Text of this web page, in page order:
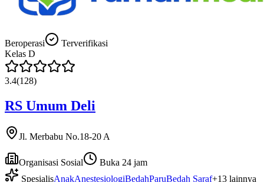
Beroperasi
Terverifikasi
Kelas D
3.4(128)
RS Umum Deli
Jl. Merbabu No.18-20 A
Organisasi Sosial
Buka 24 jam
SpesialisAnakAnestesiologiBedahParuBedah Saraf+13 lainnya